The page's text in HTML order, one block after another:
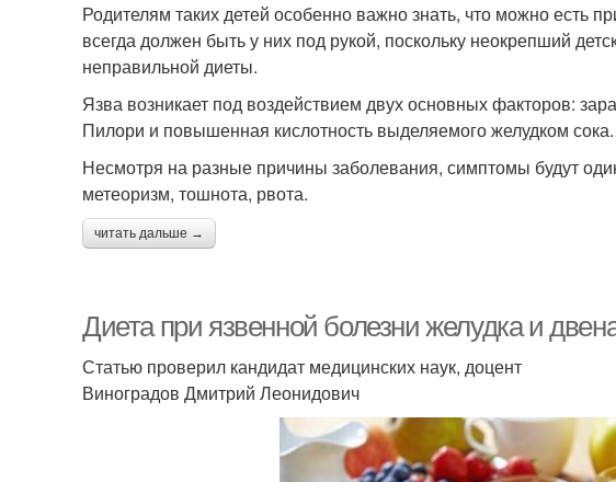
Родителям таких детей особенно важно знать, что можно есть
всегда должен быть у них под рукой, поскольку неокрепший
неправильной диеты.
Язва возникает под воздействием двух основных факторов:
Пилори и повышенная кислотность выделяемого желудком сока.
Несмотря на разные причины заболевания, симптомы будут
метеоризм, тошнота, рвота.
читать дальше →
Диета при язвенной болезни желудка и
Статью проверил кандидат медицинских наук, доцент
Виноградов Дмитрий Леонидович